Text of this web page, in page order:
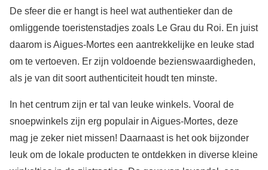
De sfeer die er hangt is heel wat authentieker dan de
omliggende toeristenstadjes zoals Le Grau du Roi. En juist
daarom is Aigues-Mortes een aantrekkelijke en leuke stad
om te vertoeven. Er zijn voldoende bezienswaardigheden,
als je van dit soort authenticiteit houdt ten minste.
In het centrum zijn er tal van leuke winkels. Vooral de
snoepwinkels zijn erg populair in Aigues-Mortes, deze
mag je zeker niet missen! Daarnaast is het ook bijzonder
leuk om de lokale producten te ontdekken in diverse kleine